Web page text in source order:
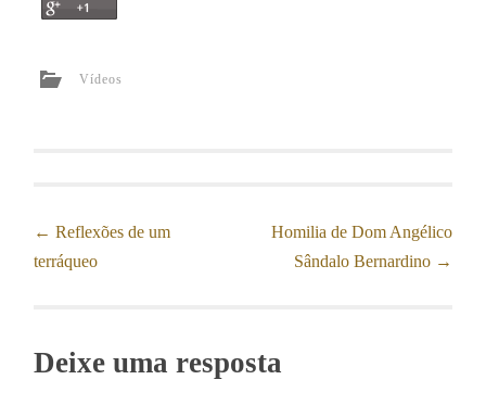
Vídeos
Post navigation
← Reflexões de um
terráqueo
Homilia de Dom Angélico
Sândalo Bernardino →
Deixe uma resposta